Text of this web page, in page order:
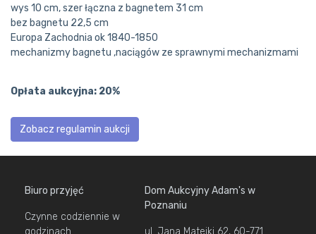
wys 10 cm, szer łączna z bagnetem 31 cm
bez bagnetu 22,5 cm
Europa Zachodnia ok 1840-1850
mechanizmy bagnetu ,naciągów ze sprawnymi mechanizmami
Opłata aukcyjna: 20%
Zobacz regulamin aukcji
Biuro przyjęć
Czynne codziennie w
godzinach
Dom Aukcyjny Adam's w
Poznaniu
ul. Jana Matejki 62, 60-771